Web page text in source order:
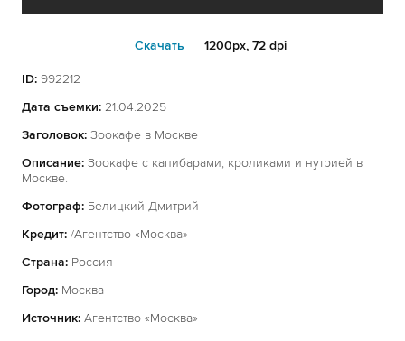
Cкачать 1200px, 72 dpi
ID: 992212
Дата съемки: 21.04.2025
Заголовок: Зоокафе в Москве
Описание: Зоокафе с капибарами, кроликами и нутрией в
Москве.
Фотограф: Белицкий Дмитрий
Кредит: /Агентство «Москва»
Страна: Россия
Город: Москва
Источник: Агентство «Москва»